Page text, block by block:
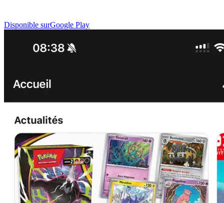
Disponible surGoogle Play